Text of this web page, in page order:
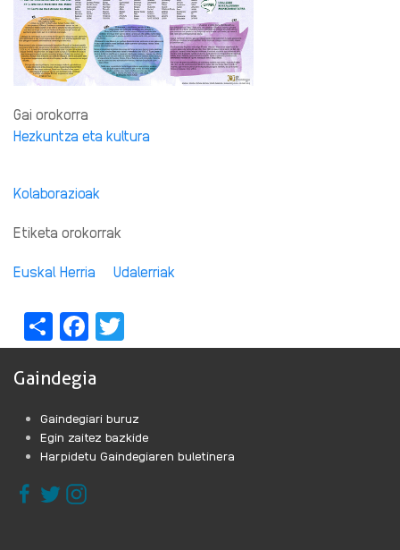
Gai orokorra
Hezkuntza eta kultura
Kolaborazioak
Etiketa orokorrak
Euskal Herria Udalerriak
ShareFacebook
Gaindegia
Gaindegiari buruz
Egin zaitez bazkide
Harpidetu Gaindegiaren buletinera